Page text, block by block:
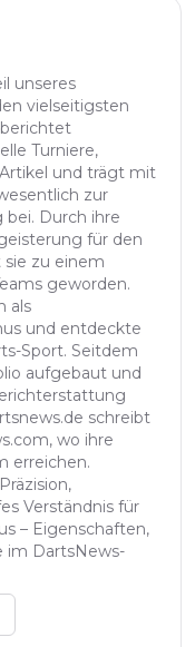
unseres
vielseitigsten
Turniere,
und trägt mit
zur
Durch ihre
für den
sie zu einem
geworden.
als
und entdeckte
Sport. Seitdem
aufgebaut und
schreibt
wo ihre
erreichen.
Verständnis für
– Eigenschaften,
im DartsNews-